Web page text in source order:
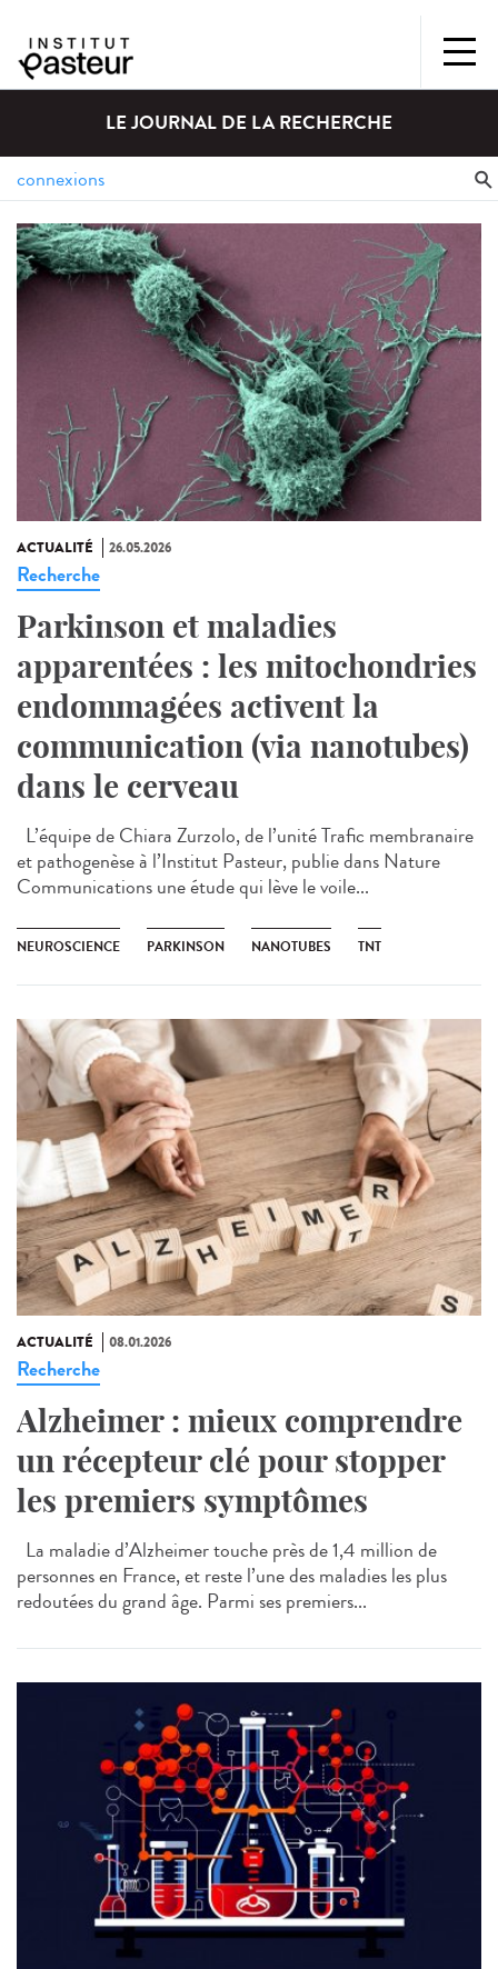
LE JOURNAL DE LA RECHERCHE
ACTUALITÉ 26.05.2026
Recherche
Parkinson et maladies
apparentées : les mitochondries
endommagées activent la
communication (via nanotubes)
dans le cerveau
L’équipe de Chiara Zurzolo, de l’unité Trafic membranaire
et pathogenèse à l’Institut Pasteur, publie dans Nature
Communications une étude qui lève le voile...
NEUROSCIENCE PARKINSON NANOTUBES TNT
ACTUALITÉ 08.01.2026
Recherche
Alzheimer : mieux comprendre
un récepteur clé pour stopper
les premiers symptômes
La maladie d’Alzheimer touche près de 1,4 million de
personnes en France, et reste l’une des maladies les plus
redoutées du grand âge. Parmi ses premiers...